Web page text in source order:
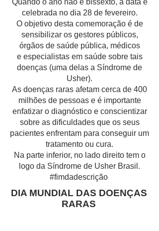
Quando o ano não é bissexto, a data é
celebrada no dia 28 de fevereiro.
O objetivo desta comemoração é de
sensibilizar os gestores públicos,
órgãos de saúde pública, médicos
e especialistas em saúde sobre tais
doenças (uma delas a Síndrome de
Usher).
As doenças raras afetam cerca de 400
milhões de pessoas e é importante
enfatizar o diagnóstico e conscientizar
sobre as dificuldades que os seus
pacientes enfrentam para conseguir um
tratamento ou cura.
Na parte inferior, no lado direito tem o
logo da Síndrome de Usher Brasil.
#fimdadescrição
DIA MUNDIAL DAS DOENÇAS
RARAS